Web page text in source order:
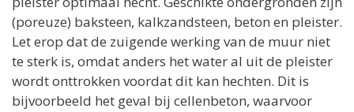
(poreuze) baksteen, kalkzandsteen, beton en pleister.
Let erop dat de zuigende werking van de muur niet
te sterk is, omdat anders het water al uit de pleister
wordt onttrokken voordat dit kan hechten. Dit is
bijvoorbeeld het geval bij cellenbeton, waarvoor